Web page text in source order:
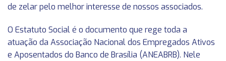
de zelar pelo melhor interesse de nossos associados.
O Estatuto Social é o documento que rege toda a
atuação da Associação Nacional dos Empregados Ativos
e Aposentados do Banco de Brasília (ANEABRB). Nele